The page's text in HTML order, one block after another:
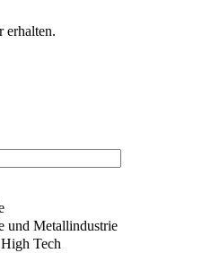
erhalten.
und Metallindustrie
Tech